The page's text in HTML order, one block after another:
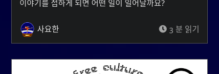
이야기를 접하게 되면 어떤 일이 일어날까요?
사요한 3 분 읽기